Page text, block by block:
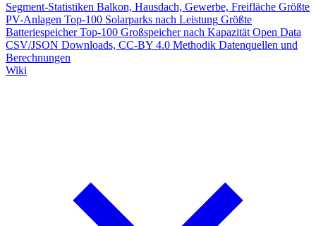
Segment-Statistiken Balkon, Hausdach, Gewerbe, Freifläche Größte
PV-Anlagen Top-100 Solarparks nach Leistung Größte
Batteriespeicher Top-100 Großspeicher nach Kapazität Open Data
CSV/JSON Downloads, CC-BY 4.0 Methodik Datenquellen und
Berechnungen
Wiki